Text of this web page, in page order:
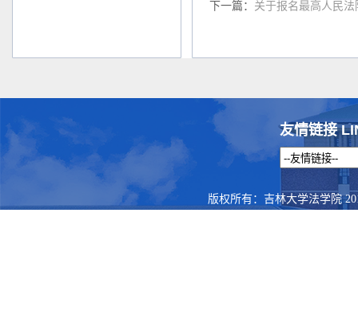
下一篇： 关于报名最高人民
友情链接
版权所有：吉林大学法学院